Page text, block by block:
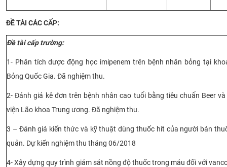
ĐỀ TÀI CÁC CẤP:
Đề tài cấp trường:
1- Phân tích dược động học imipenem trên bệnh nhân bỏng tại
Bỏng Quốc Gia. Đã nghiệm thu.
2- Đánh giá kê đơn trên bệnh nhân cao tuổi bằng tiêu chuẩn Beer và
viện Lão khoa Trung ương. Đã nghiệm thu.
3 – Đánh giá kiến thức và kỹ thuật dùng thuốc hít của người bán
quản. Dự kiến nghiệm thu tháng 06/2018
4- Xây dựng quy trình giám sát nồng độ thuốc trong máu đối với